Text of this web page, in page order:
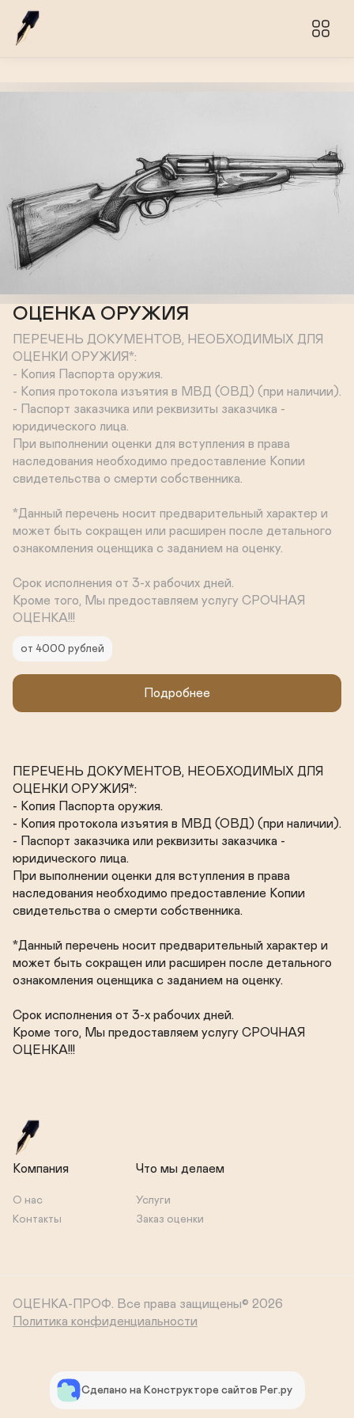
ОЦЕНКА ОРУЖИЯ
ПЕРЕЧЕНЬ ДОКУМЕНТОВ, НЕОБХОДИМЫХ ДЛЯ
ОЦЕНКИ ОРУЖИЯ*:
- Копия Паспорта оружия.
- Копия протокола изъятия в МВД (ОВД) (при наличии).
- Паспорт заказчика или реквизиты заказчика -
юридического лица.
При выполнении оценки для вступления в права
наследования необходимо предоставление Копии
свидетельства о смерти собственника.
*Данный перечень носит предварительный характер и
может быть сокращен или расширен после детального
ознакомления оценщика с заданием на оценку.
Срок исполнения от 3-х рабочих дней.
Кроме того, Мы предоставляем услугу СРОЧНАЯ
ОЦЕНКА!!!
от 4000 рублей
Подробнее
ПЕРЕЧЕНЬ ДОКУМЕНТОВ, НЕОБХОДИМЫХ ДЛЯ
ОЦЕНКИ ОРУЖИЯ*:
- Копия Паспорта оружия.
- Копия протокола изъятия в МВД (ОВД) (при наличии).
- Паспорт заказчика или реквизиты заказчика -
юридического лица.
При выполнении оценки для вступления в права
наследования необходимо предоставление Копии
свидетельства о смерти собственника.
*Данный перечень носит предварительный характер и
может быть сокращен или расширен после детального
ознакомления оценщика с заданием на оценку.
Срок исполнения от 3-х рабочих дней.
Кроме того, Мы предоставляем услугу СРОЧНАЯ
ОЦЕНКА!!!
Компания
О нас
Контакты
Что мы делаем
Услуги
Заказ оценки
ОЦЕНКА-ПРОФ. Все права защищены© 2026
Политика конфиденциальности
Сделано на Конструкторе сайтов Рег.ру